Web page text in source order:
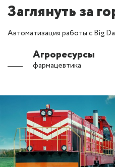
Заглянуть за
Автоматизация работы с Big
Агроресурсы
фармацевтика